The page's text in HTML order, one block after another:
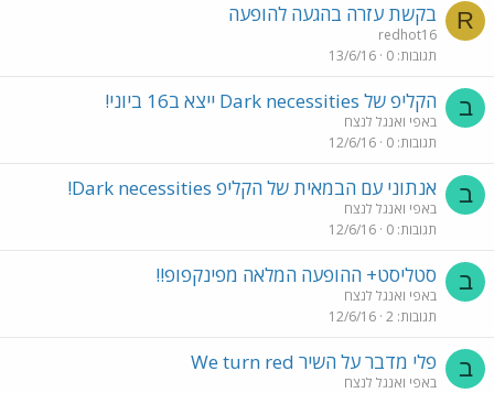
R בקשת עזרה בהגעה להופעה
redhot16
תגובות 0
13/6/16
ב הקליפ של Dark necessities ייצא ב16 ביוני!
באפי ואנגל לנצח
תגובות 0
12/6/16
ב אנתוני עם הבמאית של הקליפ Dark necessities!
באפי ואנגל לנצח
תגובות 0
12/6/16
ב סטליסט+ ההופעה המלאה מפינקפופ!!
באפי ואנגל לנצח
תגובות 2
12/6/16
ב פלי מדבר על השיר We turn red
באפי ואנגל לנצח